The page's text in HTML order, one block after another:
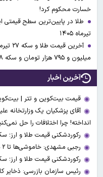
خسارت محکوم کرد!
تیرماه ۱۴۰۵
میلیون و ۷۹۵ هزار تومان و سکه ۱۸۸ میلیون و ۵۰۰ هزار تومان شد
آخرین اخبار
قیمت بیت‌کوین و تتر |
آقای پزشکیان یک وزارتخانه
انداخته! چرا اختلافات را حل
رکوردشکنی قیمت طلا و ارز؛ سکه طرح جدید
رجبی مشهدی: خاموشی‌ها تا ۲ هفته آینده به حداقل می‌رسد
رکوردشکنی قیمت طلا و ارز؛ سکه طرح جدید
رئیس سازمان بازرسی: ذخایر